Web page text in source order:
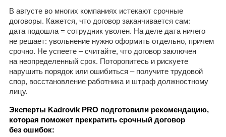
В августе во многих компаниях истекают срочные
договоры. Кажется, что договор заканчивается сам:
дата подошла = сотрудник уволен. На деле дата ничего
не решает: увольнение нужно оформить отдельно, причем
срочно. Не успеете – считайте, что договор заключен
на неопределенный срок. Поторопитесь и рискуете
нарушить порядок или ошибиться – получите трудовой
спор, восстановление работника и штраф должностному
лицу.
Эксперты Kadrovik PRO подготовили рекомендацию,
которая поможет прекратить срочный договор
без ошибок: